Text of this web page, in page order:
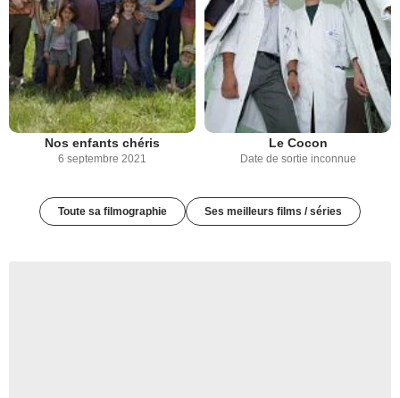
Nos enfants chéris
6 septembre 2021
Le Cocon
Date de sortie inconnue
Toute sa filmographie Ses meilleurs films / séries